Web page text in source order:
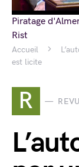
Accueil
est licite
R
Piratage
Rist